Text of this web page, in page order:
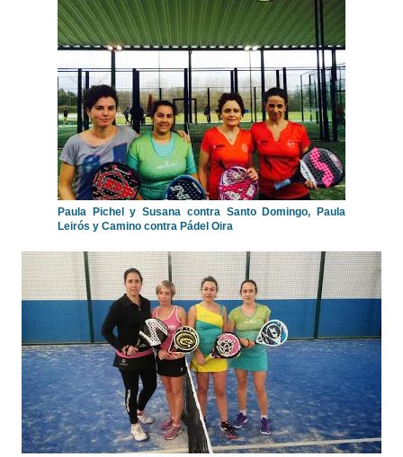
Paula Pichel y Susana contra Santo Domingo, Paula
Leirós y Camino contra Pádel Oira